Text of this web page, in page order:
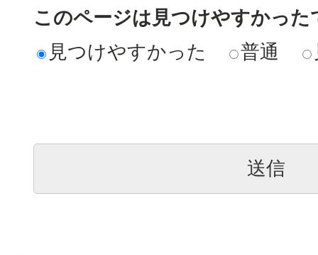
このページは見つけやすかった
見つけやすかった
普通